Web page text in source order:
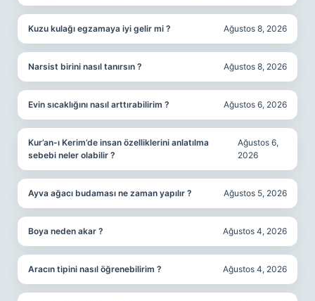
Kuzu kulağı egzamaya iyi gelir mi ? Ağustos 8, 2026
Narsist birini nasıl tanırsın ? Ağustos 8, 2026
Evin sıcaklığını nasıl arttırabilirim ? Ağustos 6, 2026
Kur’an-ı Kerim’de insan özelliklerini anlatılma
sebebi neler olabilir ?
Ağustos 6,
2026
Ayva ağacı budaması ne zaman yapılır ? Ağustos 5, 2026
Boya neden akar ? Ağustos 4, 2026
Aracın tipini nasıl öğrenebilirim ? Ağustos 4, 2026